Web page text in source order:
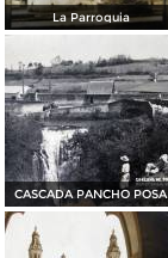
La Parroquia
CASCADA PANCHO POSA